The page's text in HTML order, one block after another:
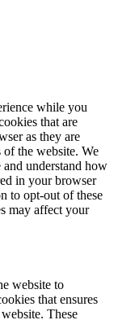
while you
that are
as they are
the website. We
understand how
in your browser
to opt-out of these
may affect your
website to
that ensures
These